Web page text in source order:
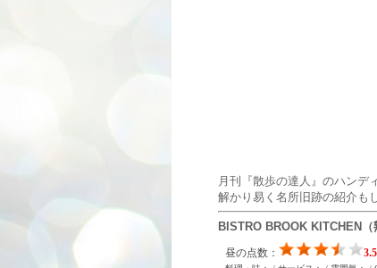
月刊『散歩の達人』のハンデ
解かり易く名所旧跡の紹介も
BISTRO BROOK KITCHEN